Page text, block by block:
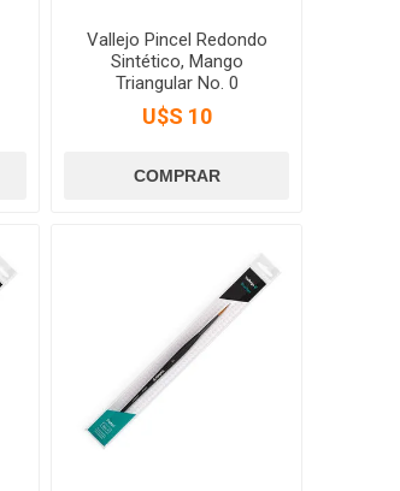
Vallejo Pincel Redondo
Sintético, Mango
Triangular No. 0
U$S 10